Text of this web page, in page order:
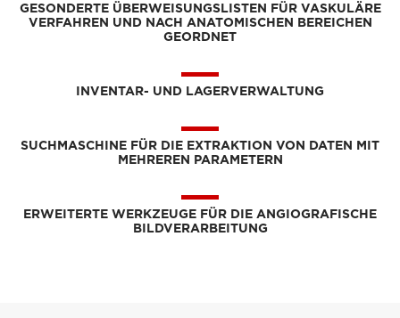
GESONDERTE ÜBERWEISUNGSLISTEN FÜR VASKULÄRE
VERFAHREN UND NACH ANATOMISCHEN BEREICHEN
GEORDNET
INVENTAR- UND LAGERVERWALTUNG
SUCHMASCHINE FÜR DIE EXTRAKTION VON DATEN MIT
MEHREREN PARAMETERN
ERWEITERTE WERKZEUGE FÜR DIE ANGIOGRAFISCHE
BILDVERARBEITUNG